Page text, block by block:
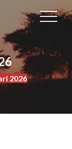
2026